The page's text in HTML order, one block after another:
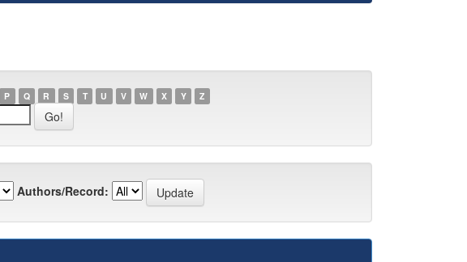
P Q R S T U V W X Y Z
Authors/Record: